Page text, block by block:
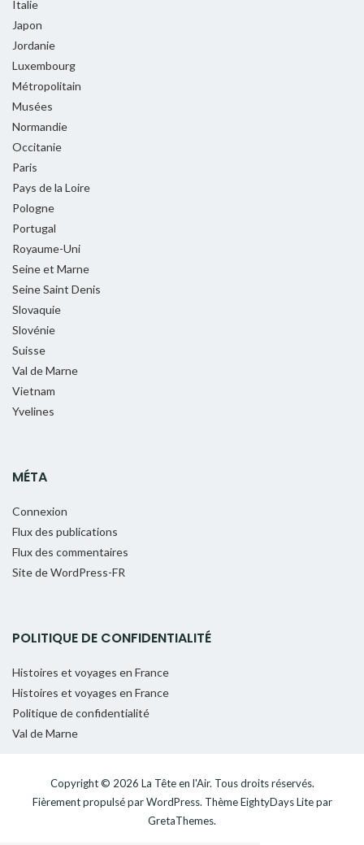
Italie
Japon
Jordanie
Luxembourg
Métropolitain
Musées
Normandie
Occitanie
Paris
Pays de la Loire
Pologne
Portugal
Royaume-Uni
Seine et Marne
Seine Saint Denis
Slovaquie
Slovénie
Suisse
Val de Marne
Vietnam
Yvelines
MÉTA
Connexion
Flux des publications
Flux des commentaires
Site de WordPress-FR
POLITIQUE DE CONFIDENTIALITÉ
Histoires et voyages en France
Histoires et voyages en France
Politique de confidentialité
Val de Marne
Copyright © 2026 La Tête en l'Air. Tous droits réservés.
Fièrement propulsé parWordPress. ThèmeEightyDays Litepar
GretaThemes.